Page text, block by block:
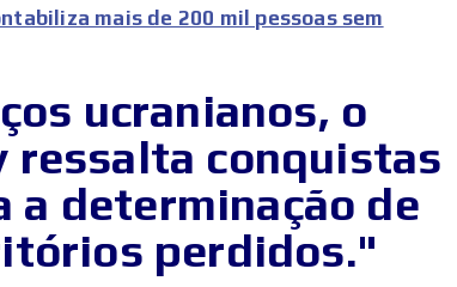
mais de 200 mil pessoas sem
ucranianos, o
ressalta conquistas
determinação de
perdidos."